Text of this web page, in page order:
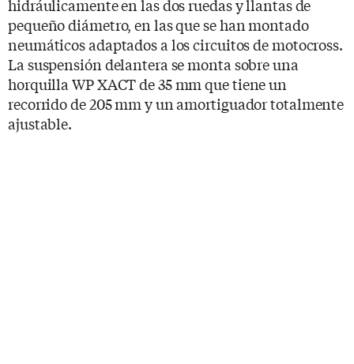
hidráulicamente en las dos ruedas y llantas de
pequeño diámetro, en las que se han montado
neumáticos adaptados a los circuitos de motocross.
La suspensión delantera se monta sobre una
horquilla WP XACT de 35 mm que tiene un
recorrido de 205 mm y un amortiguador totalmente
ajustable.